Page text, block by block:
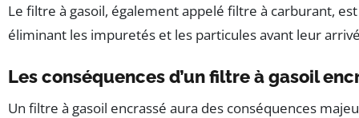
Le filtre à gasoil, également appelé filtre à carburant,
éliminant les impuretés et les particules avant leur
Les conséquences d’un filtre à gasoil
Un filtre à gasoil encrassé aura des conséquences